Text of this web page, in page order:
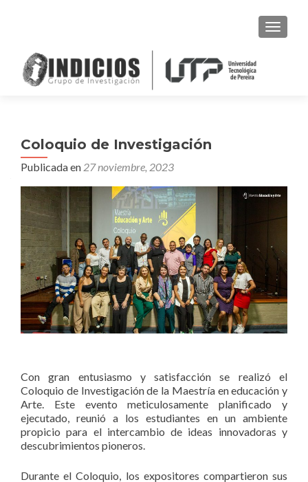
Coloquio de Investigación
Publicada en 27 noviembre, 2023
Con gran entusiasmo y satisfacción se realizó el
Coloquio de Investigación de la Maestría en educación y
Arte. Este evento meticulosamente planificado y
ejecutado, reunió a los estudiantes en un ambiente
propicio para el intercambio de ideas innovadoras y
descubrimientos pioneros.
Durante el Coloquio, los expositores compartieron sus